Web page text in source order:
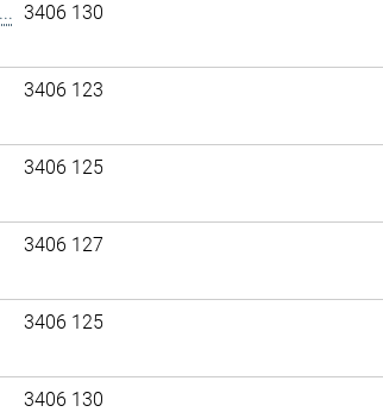
3406 130
3406 123
3406 125
3406 127
3406 125
3406 130